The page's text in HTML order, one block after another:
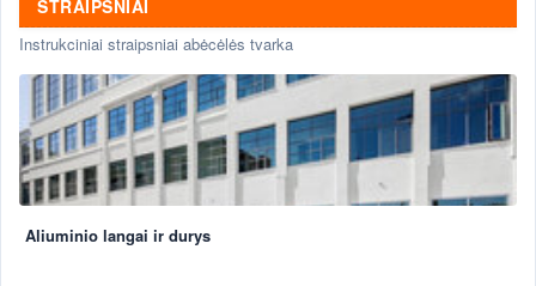
STRAIPSNIAI
Instrukciniai straipsniai abėcėlės tvarka
Aliuminio langai ir durys